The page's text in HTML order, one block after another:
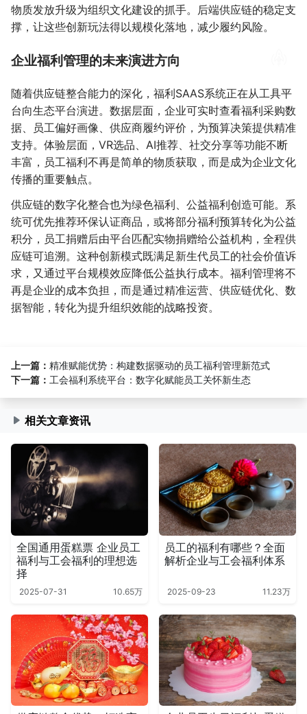
物质发放升级为组织文化建设的抓手。后端供应链的稳定支
撑，让这些创新玩法得以规模化落地，减少履约风险。
企业福利管理的未来演进方向
随着供应链整合能力的深化，福利SAAS系统正在从工具平
台向生态平台演进。数据层面，企业可实时查看福利采购数
据、员工偏好画像、供应商履约评价，为预算决策提供精准
支持。体验层面，VR选品、AI推荐、社交分享等功能不断
丰富，员工福利不再是简单的物质获取，而是成为企业文化
传播的重要触点。
供应链的数字化整合也为绿色福利、公益福利创造可能。系
统可优先推荐环保认证商品，或将部分福利预算转化为公益
积分，员工捐赠后由平台匹配实物捐赠给公益机构，全程供
应链可追溯。这种创新模式既满足新生代员工的社会价值诉
求，又通过平台规模效应降低公益执行成本。福利管理将不
再是企业的成本负担，而是通过精准运营、供应链优化、数
据智能，转化为提升组织效能的战略投资。
上一篇： 精准赋能优势：构建数据驱动的员工福利管理新范式
下一篇： 工会福利系统平台：数字化赋能员工关怀新生态
相关文章资讯
全国通用蛋糕票 企业员工
福利与工会福利的理想选
择
2025-07-31 10.65万
员工的福利有哪些？全面
解析企业与工会福利体系
2025-09-23 11.23万